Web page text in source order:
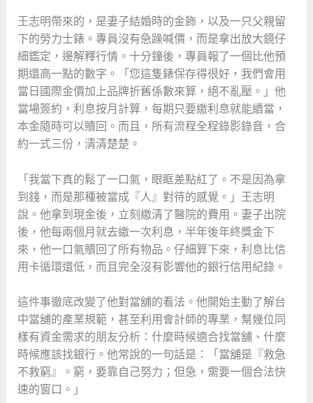
王志明帶來的，是妻子結婚時的金飾，以及一只父親留
下的勞力士錶。專員沒有急躁喊價，而是拿出放大鏡仔
細鑑定，邊解釋行情。十分鐘後，專員報了一個比他預
期還高一點的數字。「您這隻錶保存得很好，我們會用
當日國際金價加上品牌折舊係數來算，絕不亂壓。」他
當場簽約，利息按月計算，每期只要繳利息就能續當，
本金隨時可以贖回。而且，所有流程全程錄影錄音，合
約一式三份，清清楚楚。
「我當下真的鬆了一口氣，眼眶差點紅了。不是因為拿
到錢，而是那種被當成『人』對待的感覺。」王志明
說。他拿到現金後，立刻繳清了醫院的費用。妻子出院
後，他每兩個月就去繳一次利息，半年後年終獎金下
來，他一口氣贖回了所有物品。仔細算下來，利息比信
用卡循環還低，而且完全沒有影響他的銀行信用紀錄。
這件事徹底改變了他對當舖的看法。他開始主動了解台
中當舖的產業規範，甚至利用會計師的專業，幫幾位同
樣有資金需求的朋友分析：什麼時候適合找當舖、什麼
時候應該找銀行。他常說的一句話是：「當舖是『救急
不救窮』。窮，要靠自己努力；但急，需要一個合法快
速的窗口。」